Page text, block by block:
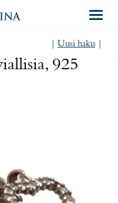
Uusi haku
925